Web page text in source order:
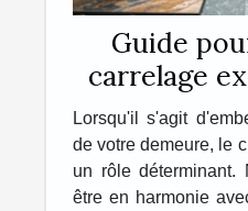
Guide
carrelage
pour
Lorsqu'il s'agit
de votre demeure, le
un rôle déterminant.
être en harmonie